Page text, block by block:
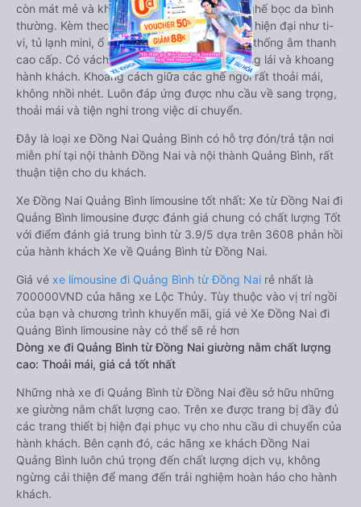
còn mát mẻ và không hề bị hầm bí như các ghế bọc da bình
thường. Kèm theo các ghế có nhiều tiện nghi hiện đại như ti-
vi, tủ lạnh mini, ổ cắm usb, đèn đọc sách, hệ thống âm thanh
cao cấp. Có vách ngăn riêng biệt giữa khoang lái và khoang
hành khách. Khoảng cách giữa các ghế ngồi rất thoải mái,
không nhồi nhét. Luôn đáp ứng được nhu cầu về sang trọng,
thoải mái và tiện nghi trong việc di chuyển.
Đây là loại xe Đồng Nai Quảng Bình có hỗ trợ đón/trả tận nơi
miễn phí tại nội thành Đồng Nai và nội thành Quảng Bình, rất
thuận tiện cho du khách.
Xe Đồng Nai Quảng Bình limousine tốt nhất: Xe từ Đồng Nai đi
Quảng Bình limousine được đánh giá chung có chất lượng Tốt
với điểm đánh giá trung bình từ 3.9/5 dựa trên 3608 phản hồi
của hành khách Xe về Quảng Bình từ Đồng Nai.
Giá vé xe limousine đi Quảng Bình từ Đồng Nai rẻ nhất là
700000VND của hãng xe Lộc Thủy. Tùy thuộc vào vị trí ngồi
của bạn và chương trình khuyến mãi, giá vé Xe Đồng Nai đi
Quảng Bình limousine này có thể sẽ rẻ hơn
Dòng xe đi Quảng Bình từ Đồng Nai giường nằm chất lượng
cao: Thoải mái, giá cả tốt nhất
Những nhà xe đi Quảng Bình từ Đồng Nai đều sở hữu những
xe giường nằm chất lượng cao. Trên xe được trang bị đầy đủ
các trang thiết bị hiện đại phục vụ cho nhu cầu di chuyển của
hành khách. Bên cạnh đó, các hãng xe khách Đồng Nai
Quảng Bình luôn chú trọng đến chất lượng dịch vụ, không
ngừng cải thiện để mang đến trải nghiệm hoàn hảo cho hành
khách.